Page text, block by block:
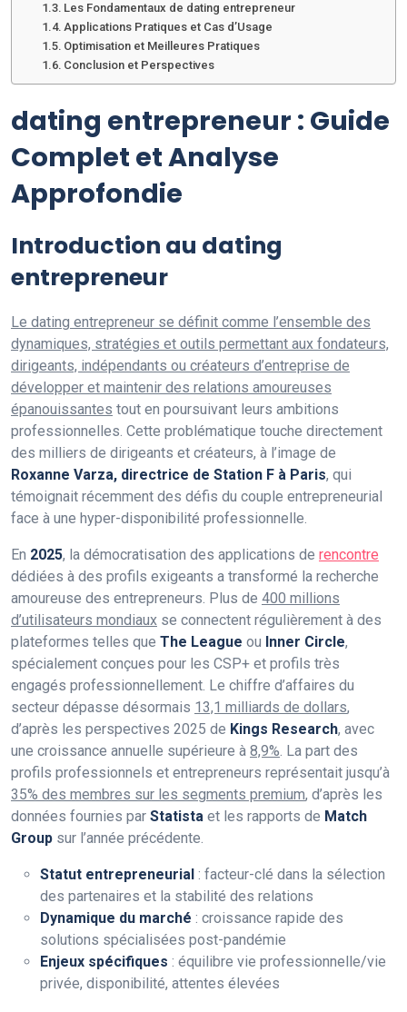
Les Fondamentaux de dating entrepreneur
Applications Pratiques et Cas d’Usage
Optimisation et Meilleures Pratiques
Conclusion et Perspectives
dating entrepreneur : Guide
Complet et Analyse
Approfondie
Introduction au dating
entrepreneur
Le dating entrepreneur se définit comme l’ensemble des
dynamiques, stratégies et outils permettant aux fondateurs,
dirigeants, indépendants ou créateurs d’entreprise de
développer et maintenir des relations amoureuses
épanouissantes tout en poursuivant leurs ambitions
professionnelles. Cette problématique touche directement
des milliers de dirigeants et créateurs, à l’image de
Roxanne Varza, directrice de Station F à Paris, qui
témoignait récemment des défis du couple entrepreneurial
face à une hyper-disponibilité professionnelle.
En 2025, la démocratisation des applications de rencontre
dédiées à des profils exigeants a transformé la recherche
amoureuse des entrepreneurs. Plus de 400 millions
d’utilisateurs mondiaux se connectent régulièrement à des
plateformes telles que The League ou Inner Circle,
spécialement conçues pour les CSP+ et profils très
engagés professionnellement. Le chiffre d’affaires du
secteur dépasse désormais 13,1 milliards de dollars,
d’après les perspectives 2025 de Kings Research, avec
une croissance annuelle supérieure à 8,9%. La part des
profils professionnels et entrepreneurs représentait jusqu’à
35% des membres sur les segments premium, d’après les
données fournies par Statista et les rapports de Match
Group sur l’année précédente.
Statut entrepreneurial : facteur-clé dans la sélection
des partenaires et la stabilité des relations
Dynamique du marché : croissance rapide des
solutions spécialisées post-pandémie
Enjeux spécifiques : équilibre vie professionnelle/vie
privée, disponibilité, attentes élevées